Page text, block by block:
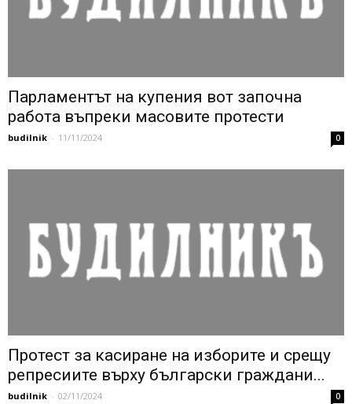
Парламентът на купения вот започна
работа въпреки масовите протести
budilnik - 11/11/2024 0
Протест за касиране на изборите и срещу
репресиите върху български граждани...
budilnik - 02/11/2024 0